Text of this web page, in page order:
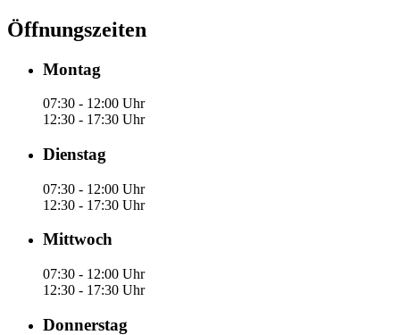
Öffnungszeiten
Montag
07:30 - 12:00 Uhr
12:30 - 17:30 Uhr
Dienstag
07:30 - 12:00 Uhr
12:30 - 17:30 Uhr
Mittwoch
07:30 - 12:00 Uhr
12:30 - 17:30 Uhr
Donnerstag